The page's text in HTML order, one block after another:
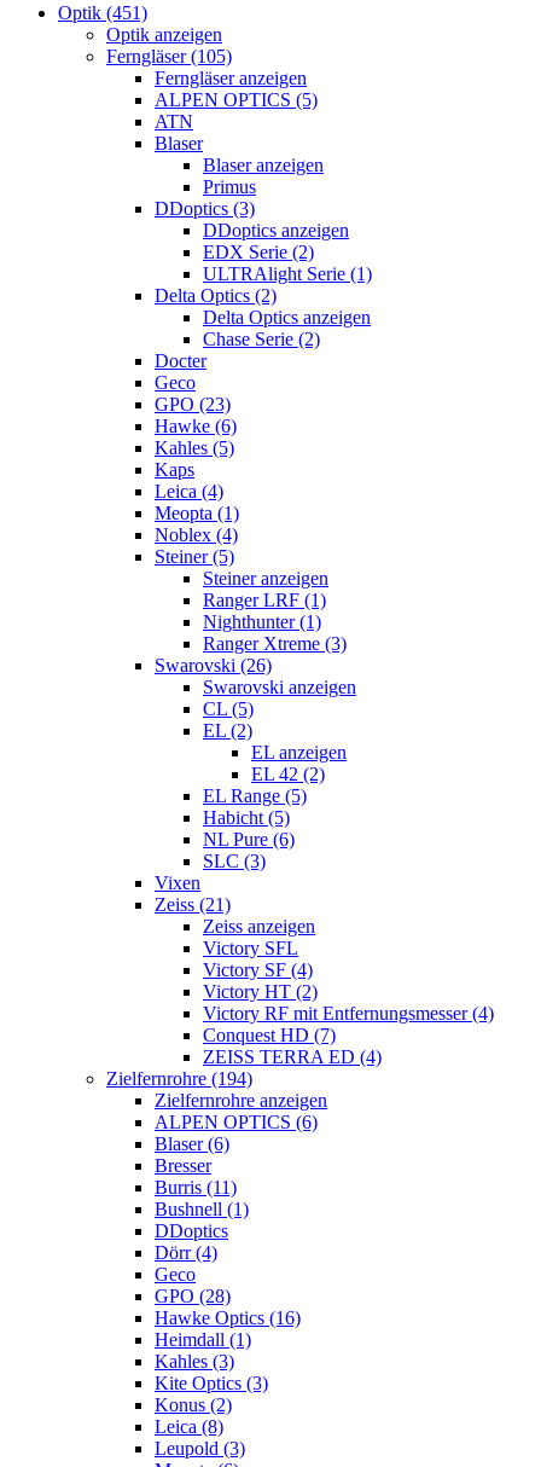
Optik (451)
Optik anzeigen
Ferngläser (105)
Ferngläser anzeigen
ALPEN OPTICS (5)
ATN
Blaser
Blaser anzeigen
Primus
DDoptics (3)
DDoptics anzeigen
EDX Serie (2)
ULTRAlight Serie (1)
Delta Optics (2)
Delta Optics anzeigen
Chase Serie (2)
Docter
Geco
GPO (23)
Hawke (6)
Kahles (5)
Kaps
Leica (4)
Meopta (1)
Noblex (4)
Steiner (5)
Steiner anzeigen
Ranger LRF (1)
Nighthunter (1)
Ranger Xtreme (3)
Swarovski (26)
Swarovski anzeigen
CL (5)
EL (2)
EL anzeigen
EL 42 (2)
EL Range (5)
Habicht (5)
NL Pure (6)
SLC (3)
Vixen
Zeiss (21)
Zeiss anzeigen
Victory SFL
Victory SF (4)
Victory HT (2)
Victory RF mit Entfernungsmesser (4)
Conquest HD (7)
ZEISS TERRA ED (4)
Zielfernrohre (194)
Zielfernrohre anzeigen
ALPEN OPTICS (6)
Blaser (6)
Bresser
Burris (11)
Bushnell (1)
DDoptics
Dörr (4)
Geco
GPO (28)
Hawke Optics (16)
Heimdall (1)
Kahles (3)
Kite Optics (3)
Konus (2)
Leica (8)
Leupold (3)